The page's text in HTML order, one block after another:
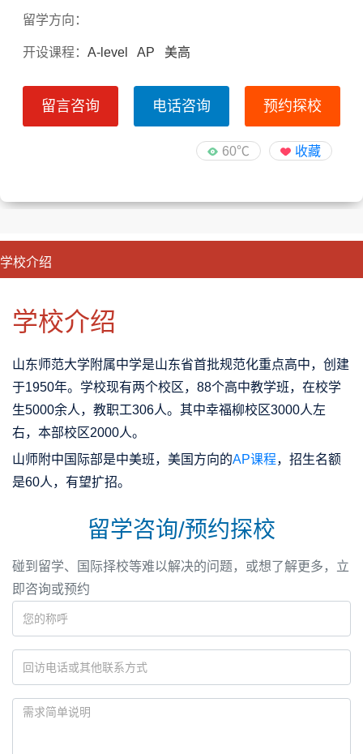
留学方向：
开设课程：A-level AP 美高
留言咨询 电话咨询 预约探校
60℃ 收藏
学校介绍
学校介绍
山东师范大学附属中学是山东省首批规范化重点高中，创建
于1950年。学校现有两个校区，88个高中教学班，在校学
生5000余人，教职工306人。其中幸福柳校区3000人左
右，本部校区2000人。
山师附中国际部是中美班，美国方向的AP课程，招生名额
是60人，有望扩招。
留学咨询/预约探校
碰到留学、国际择校等难以解决的问题，或想了解更多，立
即咨询或预约